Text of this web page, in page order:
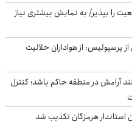
را بپذیر/ به نمایش بیشتری نیاز
از هواداران حلالیت
آرامش در منطقه حاکم باشد؛ کنترل
هرمزگان تکذیب شد